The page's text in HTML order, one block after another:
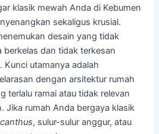
klasik mewah Anda di Kebumen
sekaligus krusial.
desain yang tidak
berkelas dan tidak terkesan
Kunci utamanya adalah
dengan arsitektur rumah
terlalu ramai atau tidak relevan
Jika rumah Anda bergaya klasik
, sulur-sulur anggur, atau